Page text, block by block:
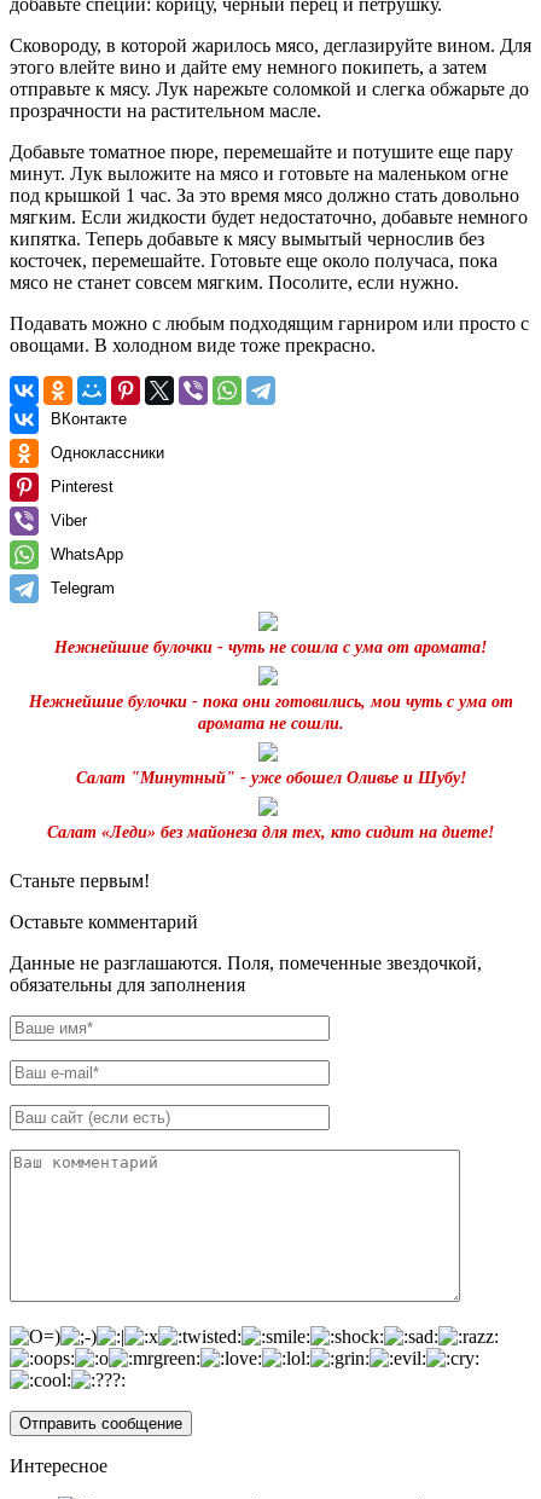
Сковороду, в которой жарилось мясо, деглазируйте вином. Для
этого влейте вино и дайте ему немного покипеть, а затем
отправьте к мясу. Лук нарежьте соломкой и слегка обжарьте до
прозрачности на растительном масле.
Добавьте томатное пюре, перемешайте и потушите еще пару
минут. Лук выложите на мясо и готовьте на маленьком огне
под крышкой 1 час. За это время мясо должно стать довольно
мягким. Если жидкости будет недостаточно, добавьте немного
кипятка. Теперь добавьте к мясу вымытый чернослив без
косточек, перемешайте. Готовьте еще около получаса, пока
мясо не станет совсем мягким. Посолите, если нужно.
Подавать можно с любым подходящим гарниром или просто с
овощами. В холодном виде тоже прекрасно.
ВКонтакте
Одноклассники
Pinterest
Viber
WhatsApp
Telegram
Нежнейшие булочки - чуть не сошла с ума от аромата!
Нежнейшие булочки - пока они готовились, мои чуть с ума от
аромата не сошли.
Салат "Минутный" - уже обошел Оливье и Шубу!
Салат «Леди» без майонеза для тех, кто сидит на диете!
Станьте первым!
Оставьте комментарий
Данные не разглашаются. Поля, помеченные звездочкой,
обязательны для заполнения
Интересное